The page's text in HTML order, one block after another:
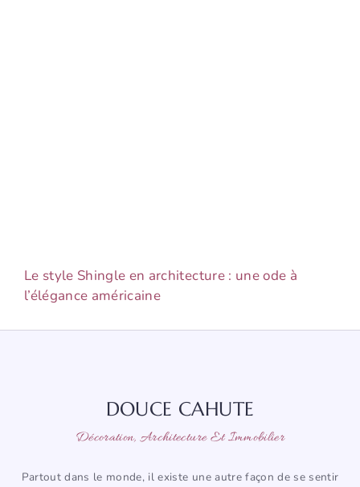
Le style Shingle en architecture : une ode à
l’élégance américaine
DOUCE CAHUTE
Décoration, Architecture Et Immobilier
Partout dans le monde, il existe une autre façon de se sentir